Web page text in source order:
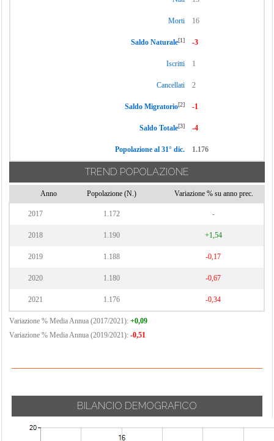
Morti 16
Saldo Naturale[1] -3
Iscritti 1
Cancellati 2
Saldo Migratorio[2] -1
Saldo Totale[3] -4
Popolazione al 31° dic. 1.176
TREND POPOLAZIONE
Anno Popolazione (N.) Variazione % su anno prec.
2017 1.172 -
2018 1.190 +1,54
2019 1.188 -0,17
2020 1.180 -0,67
2021 1.176 -0,34
Variazione % Media Annua (2017/2021): +0,09
Variazione % Media Annua (2019/2021): -0,51
BILANCIO DEMOGRAFICO